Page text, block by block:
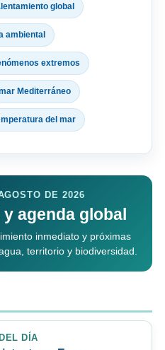
global
ambiental
extremos
Mediterráneo
del mar
DE 2026
agenda global
inmediato y próximas
territorio y biodiversidad.
DÍA